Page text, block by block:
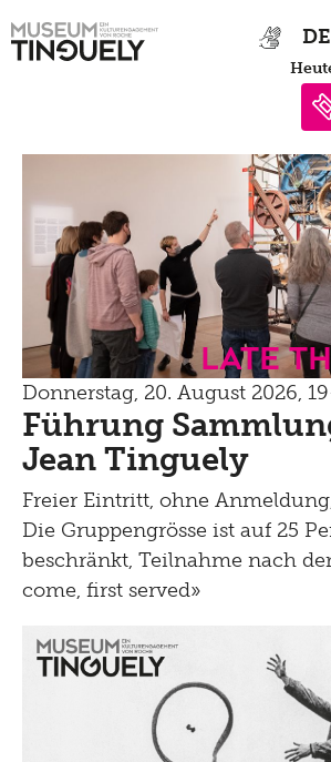
Hauptnavigation
to
DE
Lernen
Newsletter
Bistro
Kontakt
Late Thursday Menu
Late
Donnerstag, 20. August 2026,
Führung
Jean Tinguely
Freier Eintritt, ohne
Die Gruppengrösse ist auf 25
beschränkt, Teilnahme nach
come, first served»